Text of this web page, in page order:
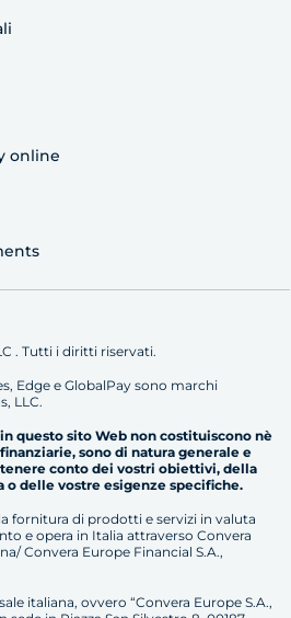
online
. Tutti i diritti riservati.
Edge e GlobalPay sono marchi
LLC.
questo sito Web non costituiscono nè
sono di natura generale e
conto dei vostri obiettivi, della
o delle vostre esigenze specifiche.
fornitura di prodotti e servizi in valuta
e opera in Italia attraverso Convera
Convera Europe Financial S.A.,
italiana, ovvero “Convera Europe S.A.,